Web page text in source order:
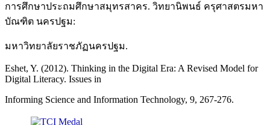
การศึกษาประถมศึกษาสมุทรสาคร. วิทยานิพนธ์ ครุศาสตรมหา
บัณฑิต นครปฐม:
มหาวิทยาลัยราชภัฏนครปฐม.
Eshet, Y. (2012). Thinking in the Digital Era: A Revised Model for
Digital Literacy. Issues in
Informing Science and Information Technology, 9, 267-276.